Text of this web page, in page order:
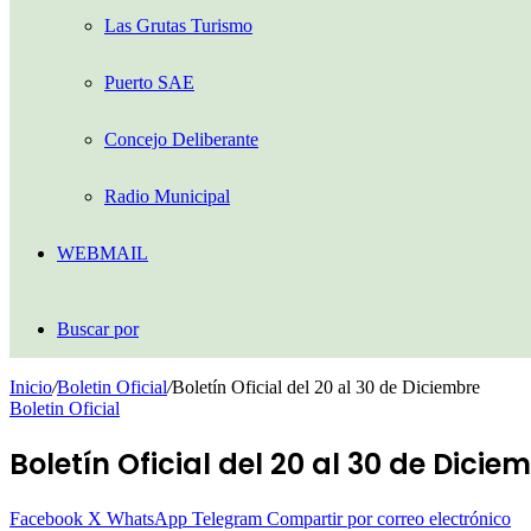
Las Grutas Turismo
Puerto SAE
Concejo Deliberante
Radio Municipal
WEBMAIL
Buscar por
Inicio/Boletin Oficial/Boletín Oficial del 20 al 30 de Diciembre
Boletin Oficial
Boletín Oficial del 20 al 30 de
Facebook X WhatsApp Telegram Compartir por correo electrónico